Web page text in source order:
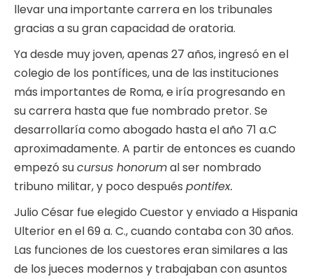
llevar una importante carrera en los tribunales
gracias a su gran capacidad de oratoria.
Ya desde muy joven, apenas 27 años, ingresó en el
colegio de los pontífices, una de las instituciones
más importantes de Roma, e iría progresando en
su carrera hasta que fue nombrado pretor. Se
desarrollaría como abogado hasta el año 71 a.C
aproximadamente. A partir de entonces es cuando
empezó sucursus honorumal ser nombrado
tribuno militar, y poco después pontifex.
Julio César fue elegido Cuestor y enviado a Hispania
Ulterior en el 69 a. C., cuando contaba con 30 años.
Las funciones de los cuestores eran similares a las
de los jueces modernos y trabajaban con asuntos